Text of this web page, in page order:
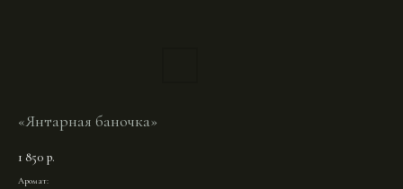
«Янтарная баночка»
1 850 р.
Аромат: